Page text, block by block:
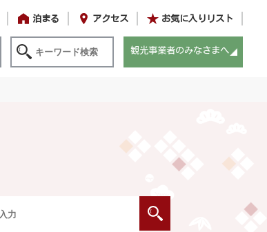
泊まる アクセス お気に入りリスト
観光事業者のみなさまへ